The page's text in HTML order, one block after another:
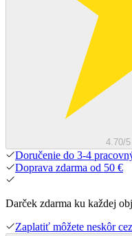
4.70/
Doručenie do 3-4
Doprava zdarma od 50 €
Darček zdarma ku každej
Zaplatiť môžete neskôr